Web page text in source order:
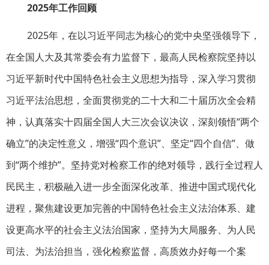
2025年工作回顾
2025年，在以习近平同志为核心的党中央坚强领导下，
在全国人大及其常委会有力监督下，最高人民检察院坚持以
习近平新时代中国特色社会主义思想为指导，深入学习贯彻
习近平法治思想，全面贯彻党的二十大和二十届历次全会精
神，认真落实十四届全国人大三次会议决议，深刻领悟“两个
确立”的决定性意义，增强“四个意识”、坚定“四个自信”、做
到“两个维护”。坚持党对检察工作的绝对领导，践行全过程人
民民主，积极融入进一步全面深化改革、推进中国式现代化
进程，聚焦建设更加完善的中国特色社会主义法治体系、建
设更高水平的社会主义法治国家，坚持为大局服务、为人民
司法、为法治担当，强化检察监督，高质效办好每一个案